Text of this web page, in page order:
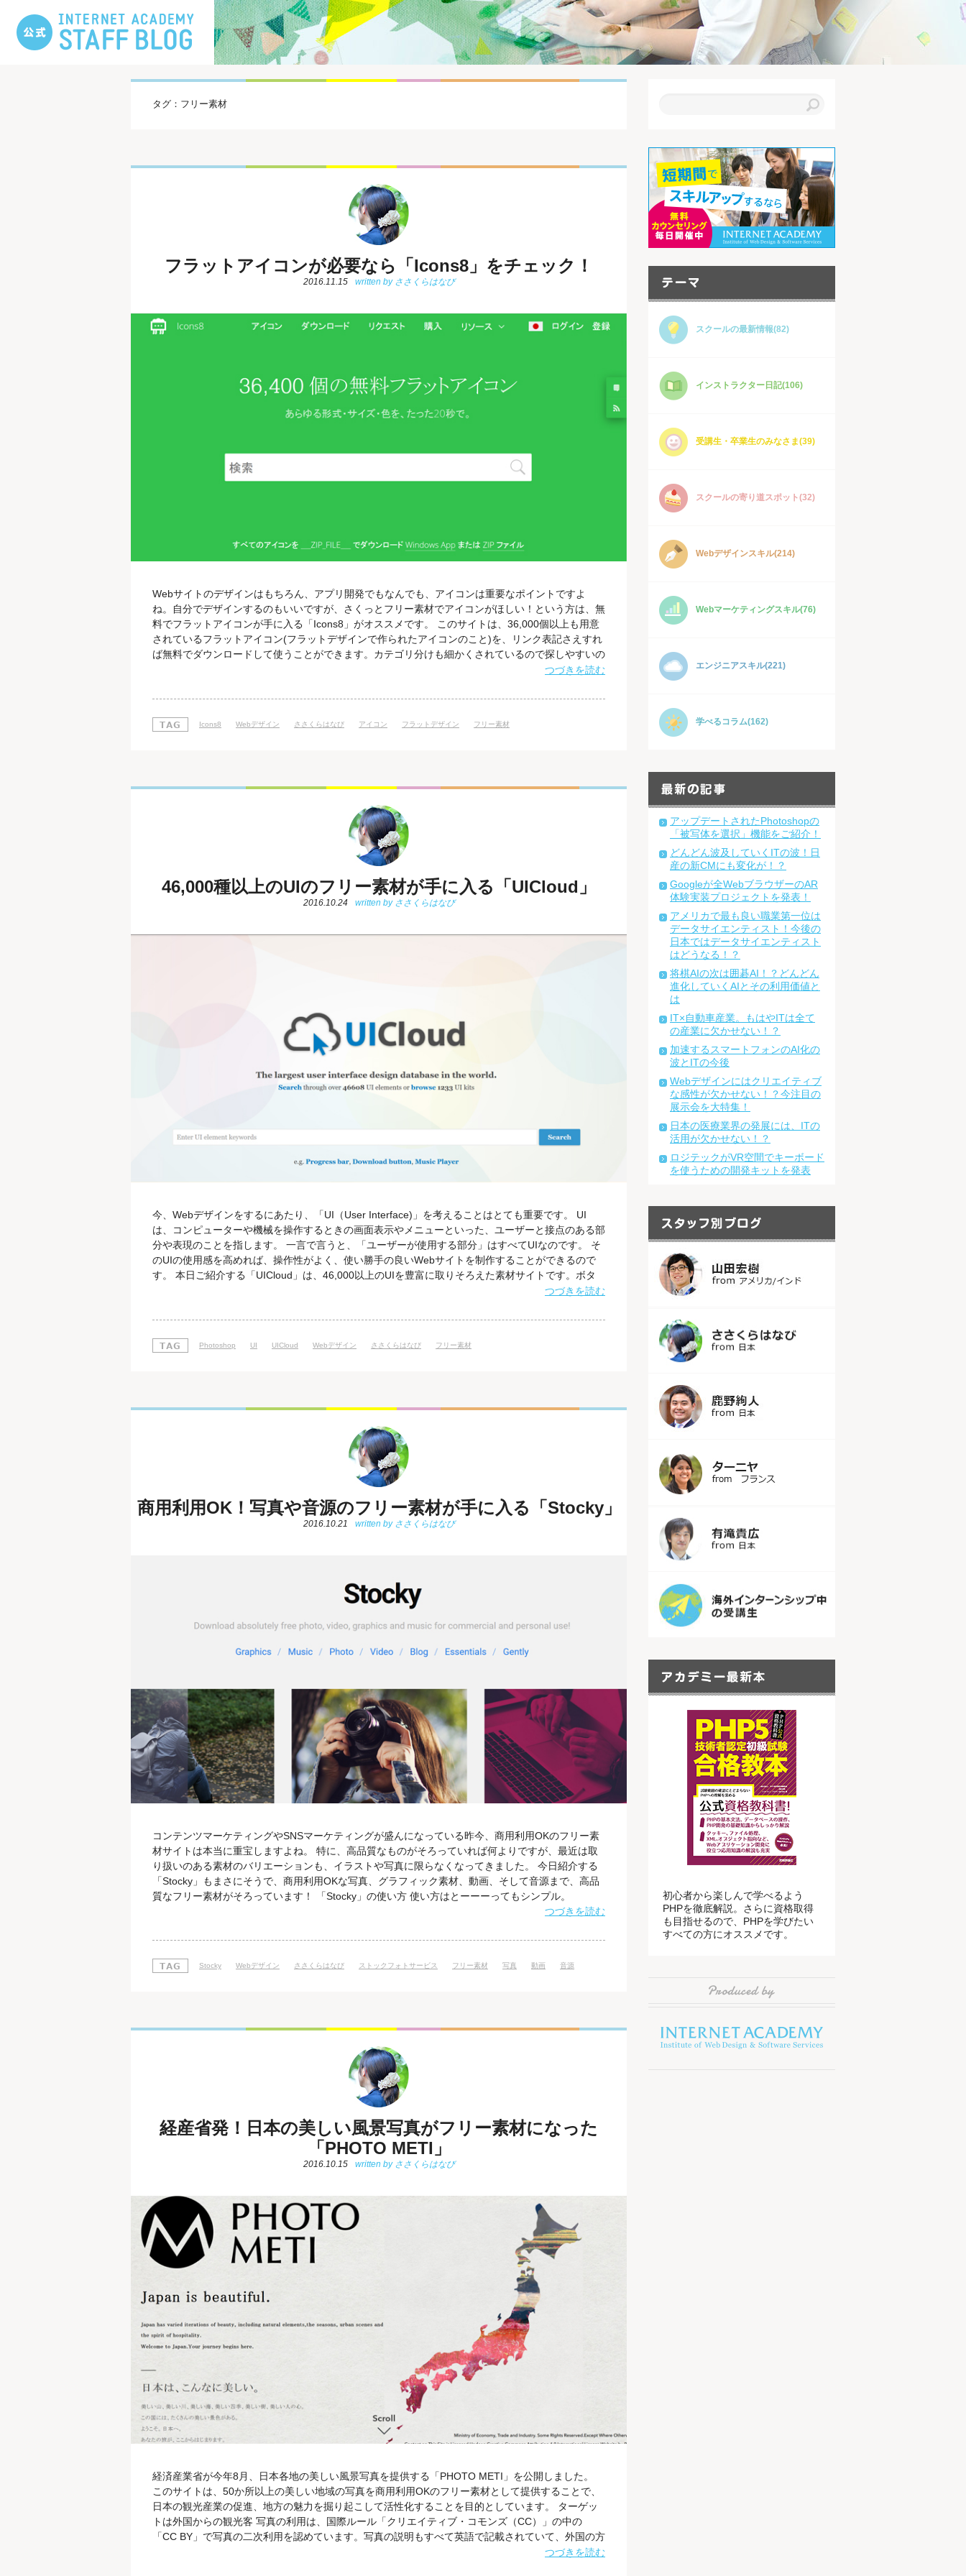
タグ：フリー素材
フラットアイコンが必要なら「Icons8」をチェック！
2016.11.15
Webサイトのデザインはもちろん、アプリ開発でもなんでも、アイコンは重要なポイントですよ
ね。自分でデザインするのもいいですが、さくっとフリー素材でアイコンがほしい！という方は、無
料でフラットアイコンが手に入る「Icons8」がオススメです。 このサイトは、36,000個以上も用意
されているフラットアイコン(フラットデザインで作られたアイコンのこと)を、リンク表記さえすれ
ば無料でダウンロードして使うことができます。カテゴリ分けも細かくされているので探しやすいの
と、何より日本語対応しているのが嬉しいですね！ 「Icons8」の使い方 「Icons8」は、サイトにア
必要なアイコンを手に入れることができます。
つづきを読む
Icons8 Webデザイン ささくらはなび アイコン フラットデザイン フリー素材
46,000種以上のUIのフリー素材が手に入る「UICloud」
2016.10.24
今、Webデザインをするにあたり、「UI（User Interface)」を考えることはとても重要です。 UI
は、コンピューターや機械を操作するときの画面表示やメニューといった、ユーザーと接点のある部
分や表現のことを指します。 一言で言うと、「ユーザーが使用する部分」はすべてUIなのです。 そ
のUIの使用感を高めれば、操作性がよく、使い勝手の良いWebサイトを制作することができるので
す。 本日ご紹介する「UICloud」は、46,000以上のUIを豊富に取りそろえた素材サイトです。ボタ
ンやメニューなどのデザインを検索し、ダウンロードすることが可能です。 「UICloud」の使い方
つづきを読む
Photoshop UI UICloud Webデザイン ささくらはなび フリー素材
商用利用OK！写真や音源のフリー素材が手に入る「Stocky」
2016.10.21
コンテンツマーケティングやSNSマーケティングが盛んになっている昨今、商用利用OKのフリー素
材サイトは本当に重宝しますよね。 特に、高品質なものがそろっていれば何よりですが、最近は取
り扱いのある素材のバリエーションも、イラストや写真に限らなくなってきました。 今日紹介する
「Stocky」もまさにそうで、商用利用OKな写真、グラフィック素材、動画、そして音源まで、高品
質なフリー素材がそろっています！ 「Stocky」の使い方 使い方はとーーーってもシンプル。
「Graphics」「Music」「Photo」「Video」「Blog」の5つのカテゴリに分かれているので、ほしい
ックすると詳細ページが表示され
つづきを読む
Stocky Webデザイン ささくらはなび ストックフォトサービス フリー素材 写真 動画 音源
経産省発！日本の美しい風景写真がフリー素材になった
「PHOTO METI」
2016.10.15
経済産業省が今年8月、日本各地の美しい風景写真を提供する「PHOTO METI」を公開しました。
このサイトは、50か所以上の美しい地域の写真を商用利用OKのフリー素材として提供することで、
日本の観光産業の促進、地方の魅力を掘り起こして活性化することを目的としています。 ターゲッ
トは外国からの観光客 写真の利用は、国際ルール「クリエイティブ・コモンズ（CC）」の中の
「CC BY」で写真の二次利用を認めています。写真の説明もすべて英語で記載されていて、外国の方
が日本に興味を持つように工夫されたサイトの構成になっています。 つまり、「PHOTO METI」の
つづきを読む
スクールの最新情報(82)
インストラクター日記(106)
受講生・卒業生のみなさま(39)
スクールの寄り道スポット(32)
Webデザインスキル(214)
Webマーケティングスキル(76)
エンジニアスキル(221)
学べるコラム(162)
アップデートされたPhotoshopの
「被写体を選択」機能をご紹介！
どんどん波及していくITの波！日
産の新CMにも変化が！？
Googleが全WebブラウザーのAR
体験実装プロジェクトを発表！
アメリカで最も良い職業第一位は
データサイエンティスト！今後の
日本ではデータサイエンティスト
はどうなる！？
将棋AIの次は囲碁AI！？どんどん
進化していくAIとその利用価値と
は
IT×自動車産業。もはやITは全て
の産業に欠かせない！？
加速するスマートフォンのAI化の
波とITの今後
Webデザインにはクリエイティブ
な感性が欠かせない！？今注目の
展示会を大特集！
日本の医療業界の発展には、ITの
活用が欠かせない！？
ロジテックがVR空間でキーボード
を使うための開発キットを発表
初心者から楽しんで学べるよう
PHPを徹底解説。さらに資格取得
も目指せるので、PHPを学びたい
すべての方にオススメです。